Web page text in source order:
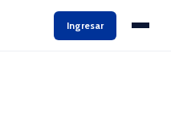
Ingresar